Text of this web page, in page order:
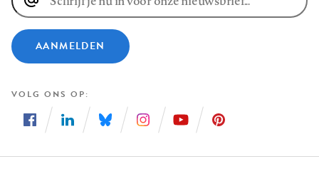
E-
mailadres
AANMELDEN
VOLG ONS OP
ons
ons
ons
ons
ons
ons